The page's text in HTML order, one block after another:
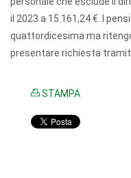
il 2023 a 15.161,24 €. I
quattordicesima ma
presentare richiesta
STAMPA